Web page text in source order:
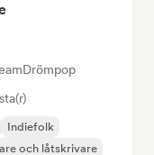
Drömpop
Indiefolk
och låtskrivare